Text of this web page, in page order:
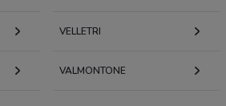
VELLETRI
VALMONTONE